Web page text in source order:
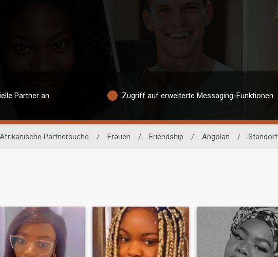
Partner an Zugriff auf erweiterte Messaging-Funktionen
Afrikanische Partnersuche / Frauen / Friendship / Angolan / Standort